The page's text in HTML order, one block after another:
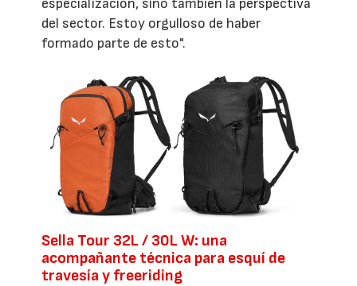
especialización, sino también la perspectiva
del sector. Estoy orgulloso de haber
formado parte de esto".
Sella Tour 32L / 30L W: una
acompañante técnica para esquí de
travesía y freeriding